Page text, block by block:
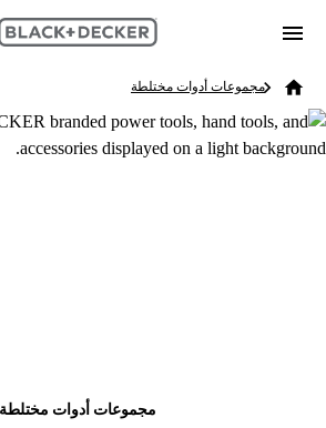
Skip to main content
Search
Breadcrumb
مجموعات أدوات مختلطة
مجموعات أدوات مختلطة